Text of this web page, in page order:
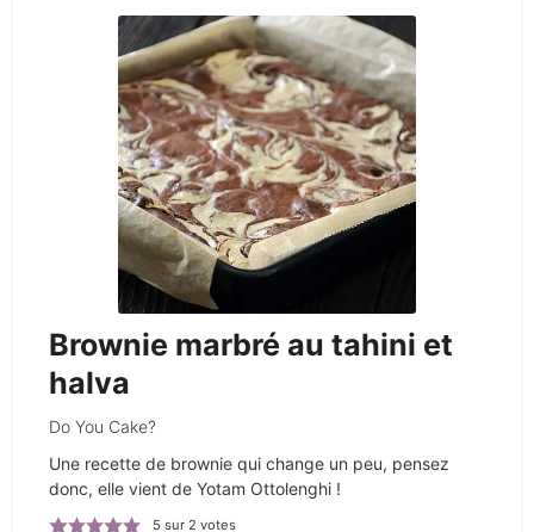
Brownie marbré au tahini et
halva
Do You Cake?
Une recette de brownie qui change un peu, pensez
donc, elle vient de Yotam Ottolenghi !
5 sur2 votes